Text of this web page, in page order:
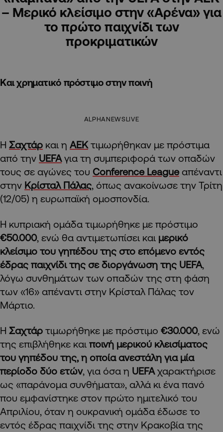
– Μερικό κλείσιμο στην «Αρένα» για
το πρώτο παιχνίδι των
προκριματικών
Και χρηματικό πρόστιμο στην ποινή
ALPHANEWSLIVE
Η Σαχτάρ και η ΑΕΚτιμωρήθηκαν με πρόστιμα
από την UEFAγια τη συμπεριφορά των οπαδών
τους σε αγώνες του Conference Leagueαπέναντι
στην Κρίσταλ Πάλας, όπως ανακοίνωσε την Τρίτη
(12/05) η ευρωπαϊκή ομοσπονδία.
Η κυπριακή ομάδα τιμωρήθηκε με πρόστιμο
€50.000, ενώ θα αντιμετωπίσει και μερικό
κλείσιμο του γηπέδου της στο επόμενο εντός
έδρας παιχνίδι της σε διοργάνωση της UEFA,
λόγω συνθημάτων των οπαδών της στη φάση
των «16» απέναντι στην Κρίσταλ Πάλας τον
Μάρτιο.
Η Σαχτάρ τιμωρήθηκε με πρόστιμο €30.000, ενώ
της επιβλήθηκε και ποινή μερικού κλεισίματος
του γηπέδου της, η οποία ανεστάλη για μία
περίοδο δύο ετών, για όσα η UEFAχαρακτήρισε
ως «παράνομα συνθήματα», αλλά κι ένα πανό
που εμφανίστηκε στον πρώτο ημιτελικό του
Απριλίου, όταν η ουκρανική ομάδα έδωσε το
εντός έδρας παιχνίδι της στην Κρακοβία της